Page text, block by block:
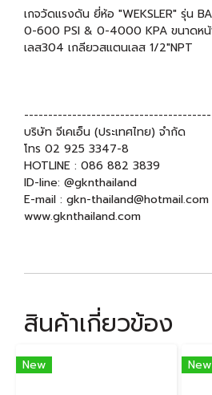
เกจวัดแรงดัน ยี่ห้อ "WEKSLER" รุ่น
0-600 PSI & 0-4000 KPA ขนาดห
เลส304 เกลียวสแตนเลส 1/2"NPT
บริษัท จีเคเอ็น (ประเทศไทย) จำกัด
โทร 02 925 3347-8
HOTLINE : 086 882 3839
ID-line: @gknthailand
E-mail : gkn-thailand@hotmail.com
www.gknthailand.com
สินค้าเกี่ยวข้อง
New New